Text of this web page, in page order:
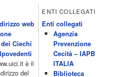
19.00 All News 19.05 The
Pigs 20.00 Inbox 21.00 Code
[…]
2022
09.05 Telefilm:Starsky & Hutch
Secondo voi 12.25 Studio
Cartoni animati 14.30 I Simpson
web
Ciechi
è il
del
ENTI COLLEGATI
Enti collegati
Agenzia
Prevenzione
Cecità – IAPB
ITALIA
Biblioteca